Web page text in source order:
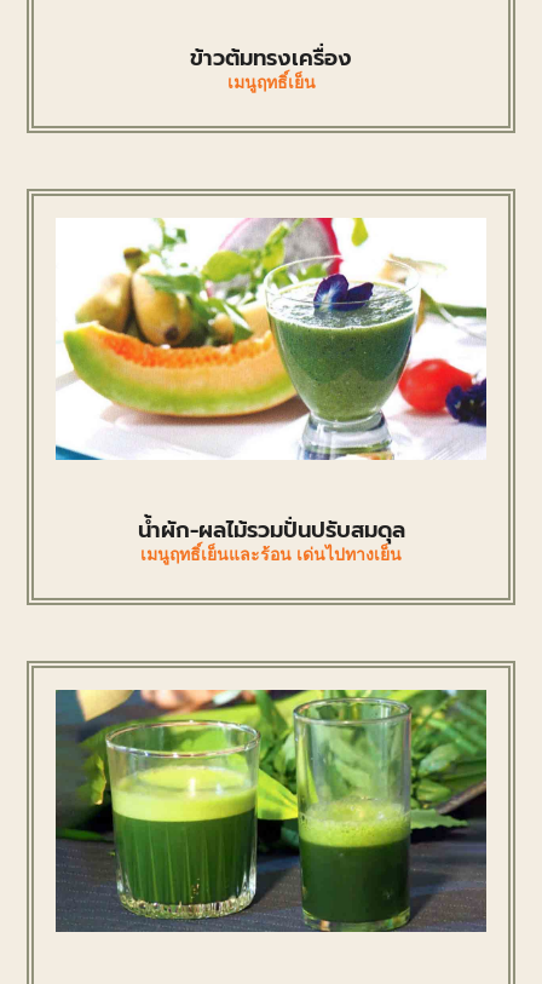
ข้าวต้มทรงเครื่อง
เมนูฤทธิ์เย็น
น้ำผัก-ผลไม้รวมปั่นปรับสมดุล
เมนูฤทธิ์เย็นและร้อน เด่นไปทางเย็น